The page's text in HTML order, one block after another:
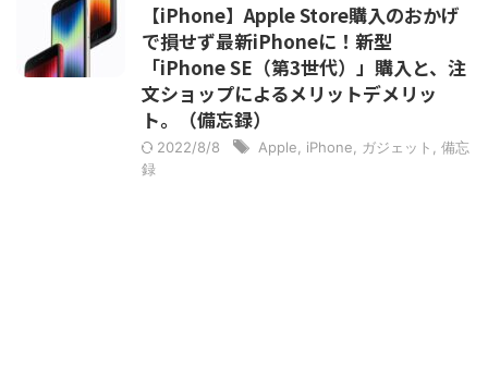
【iPhone】Apple Store購入のおかげ
で損せず最新iPhoneに！新型
「iPhone SE（第3世代）」購入と、注
文ショップによるメリットデメリッ
ト。（備忘録）
2022/8/8 Apple iPhone ガジェット
備忘
録